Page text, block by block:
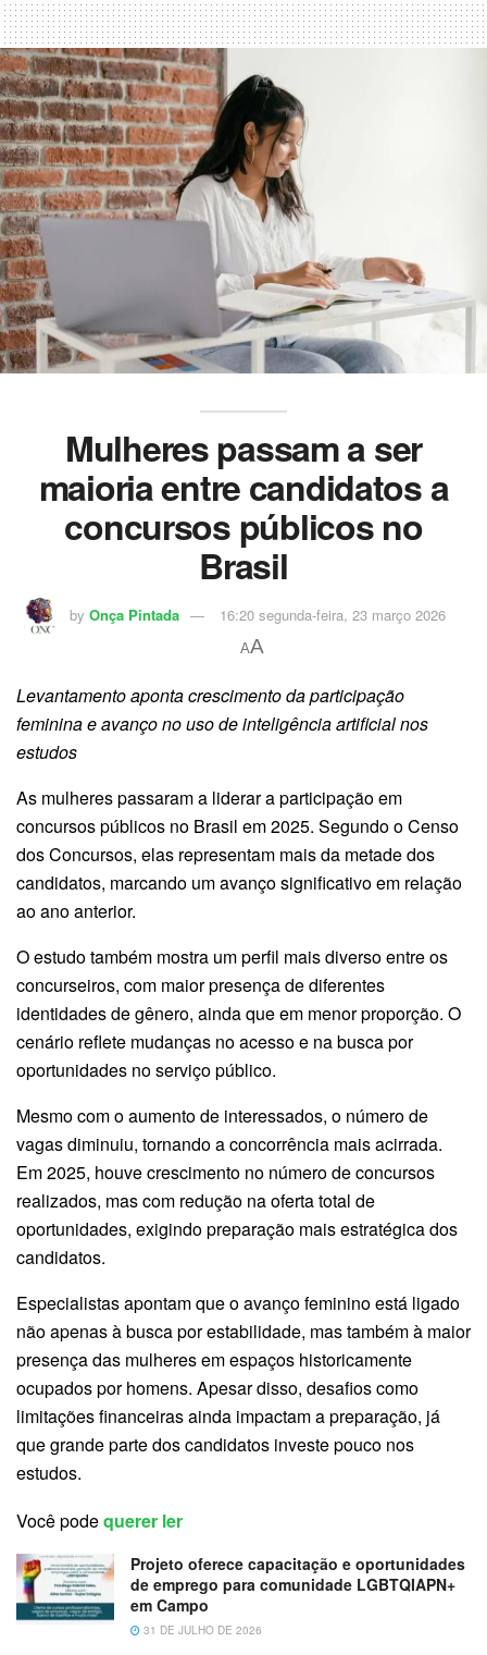
Mulheres passam a ser
maioria entre candidatos a
concursos públicos no
Brasil
by Onça Pintada 16:20 segunda-feira, 23 março 2026
AA
Levantamento aponta crescimento da participação
feminina e avanço no uso de inteligência artificial nos
estudos
As mulheres passaram a liderar a participação em
concursos públicos no Brasil em 2025. Segundo o Censo
dos Concursos, elas representam mais da metade dos
candidatos, marcando um avanço significativo em relação
ao ano anterior.
O estudo também mostra um perfil mais diverso entre os
concurseiros, com maior presença de diferentes
identidades de gênero, ainda que em menor proporção. O
cenário reflete mudanças no acesso e na busca por
oportunidades no serviço público.
Mesmo com o aumento de interessados, o número de
vagas diminuiu, tornando a concorrência mais acirrada.
Em 2025, houve crescimento no número de concursos
realizados, mas com redução na oferta total de
oportunidades, exigindo preparação mais estratégica dos
candidatos.
Especialistas apontam que o avanço feminino está ligado
não apenas à busca por estabilidade, mas também à maior
presença das mulheres em espaços historicamente
ocupados por homens. Apesar disso, desafios como
limitações financeiras ainda impactam a preparação, já
que grande parte dos candidatos investe pouco nos
estudos.
Você podequerer ler
Projeto oferece capacitação e oportunidades
de emprego para comunidade LGBTQIAPN+
em Campo
31 DE JULHO DE 2026